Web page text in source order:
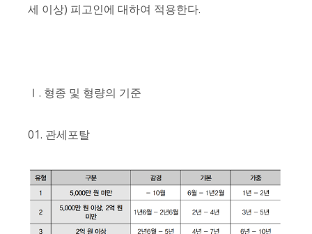
세 이상) 피고인에 대하여 적용한다.
Ⅰ. 형종 및 형량의 기준
01. 관세포탈